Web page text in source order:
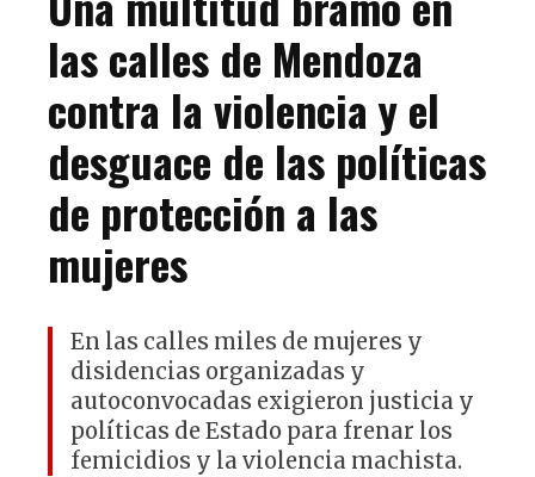
las calles de Mendoza
contra la violencia y el
desguace de las políticas
de protección a las
mujeres
En las calles miles de mujeres y
disidencias organizadas y
autoconvocadas exigieron justicia y
políticas de Estado para frenar los
femicidios y la violencia machista.